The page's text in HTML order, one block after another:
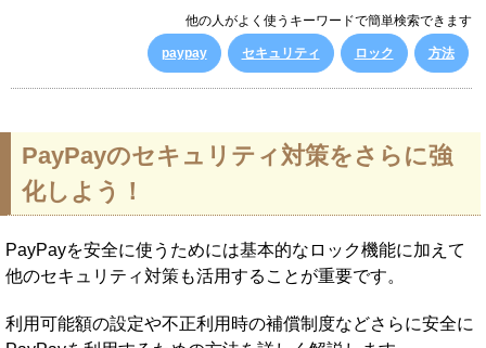
他の人がよく使うキーワードで簡単検索できます
paypay セキュリティ ロック 方法
PayPayのセキュリティ対策をさらに強
化しよう！
PayPayを安全に使うためには基本的なロック機能に加えて
他のセキュリティ対策も活用することが重要です。
利用可能額の設定や不正利用時の補償制度などさらに安全に